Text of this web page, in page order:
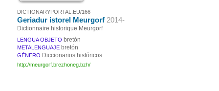
DICTIONARYPORTAL.EU/166
Geriadur istorel Meurgorf 2014-
Dictionnaire historique Meurgorf
LENGUA OBJETO bretón
METALENGUAJE bretón
GÉNERO Diccionarios históricos
http://meurgorf.brezhoneg.bzh/